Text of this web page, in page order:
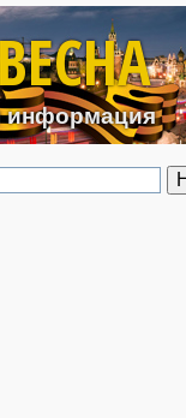
к основному
информация